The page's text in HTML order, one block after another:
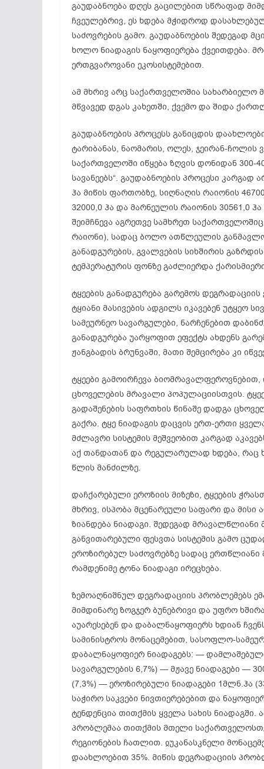
გაუდაბნოება დღეს გაცილებით სწრაფად
ჩვეულებრივ, ეს ხდება მჭიდროდ
საძოვრების გამო. გაუდაბნოების შედეგად
ხოლო ნიადაგის ნაყოფიერება ქვეითდება.
ერთგვაროვანი ეკოსისტემებით.
ამ მხრივ არც საქართველოშია სახარბიელო
მწვავედ დგას კახეთში, ქვემო და შიდა
გაუდაბნოების პროცესს განიცდის
ტარიბანას, ნაომარის, ოლეს, ჯეირან-ჩოლის
საქართველოში იწყება ზღვის დონიდან 300-
სავანეებს“. გაუდაბნოების პროცესი
ჰა მიწის ფართობზე, სიღნაღის რაიონის
32000,0 ჰა და მარნეულის რაიონის 30561,0
შეიმჩნევა აგრეთვე სამხრეთ
რაიონი), სადაც ბოლო ათწლეულის
განადგურების, გვალვების სიხშირის
ტემპერატურის ფონზე გაძლიერდა
ტყეების განადგურება გარემოს
ტყიანი მასივების ადგილს იკავებენ უტყეო
სამეურნეო სავარგულები, ნარჩენებით
განადგურება უარყოფით ეფექტს ახდენს
ჟანგბადის ბრუნვაში, მათი შემცირება კი
ტყეები გამოირჩევა
ცხოველების მრავალი პოპულაციისთვის.
გადაშენების საფრთხის წინაშე დადგა
გაქრა. ტყე ნიადაგის დაცვის ერთ-ერთი
მძლავრი სისტემის მეშვეობით კარგად
აქ თანდათან და რეგულარულად ხდება, რაც
წლის მანძილზე.
დაჩქარებული ეროზიის მიზეზი, ტყეების
მხრივ, ისპობა მცენარეული საფარი და მისი
ზიანდება ნიადაგი. შედეგად
განვითარებული ფესვთა სისტემის გამო
ეროზირებულ საძოვრებზე სადაც ერთწლიანი
რამდენიმე ტონა ნიადაგი ირეცხება.
ზემოაღნიშნულ დეგრადაციის პრობლემებს
მიმდინარე ზოგჯერ ბუნებრივი და უფრო
აუარესებენ და დაბალნაყოფიერს ხდიან
სამინისტროს მონაცემებით, სასოფლო-
დაბალნაყოფიერ ნიადაგებს: —
სავარგულების 6,7%) — მჟავე ნიადაგები —
(7,3%) — ეროზირებული ნიადაგები 1მლნ.ჰა
საჭირო საკვები ნივთიერებებით და
ტენდენცია თითქმის ყველა სახის
პრობლემაა თითქმის მთელი
რეგიონების ჩათლით. ჲუკანასკნელი
დაახლოებით 35%. მიწის დეგრადაციის